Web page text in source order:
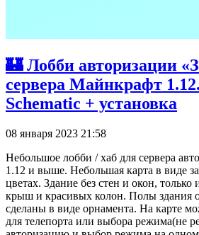
🏰 Лобби авторизации
сервера Майнкрафт
Schematic + установка
08 января 2023 21:58
Небольшое лобби / хаб для сервера
1.12 и выше. Небольшая карта в виде
цветах. Здание без стен и окон,
крыш и красивых колон. Полы здания
сделаны в виде орнамента. На карте
для телепорта или выбора режима(не